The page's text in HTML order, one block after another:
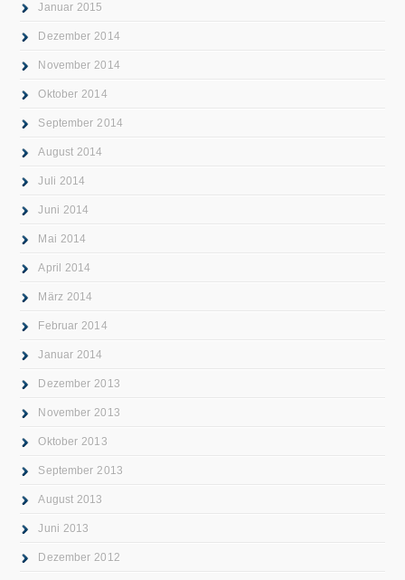
Januar 2015
Dezember 2014
November 2014
Oktober 2014
September 2014
August 2014
Juli 2014
Juni 2014
Mai 2014
April 2014
März 2014
Februar 2014
Januar 2014
Dezember 2013
November 2013
Oktober 2013
September 2013
August 2013
Juni 2013
Dezember 2012